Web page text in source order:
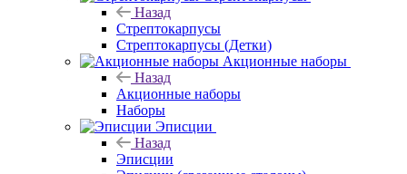
Назад
Стрептокарпусы
Стрептокарпусы (Детки)
Акционные наборы
Назад
Акционные наборы
Наборы
Эписции
Назад
Эписции